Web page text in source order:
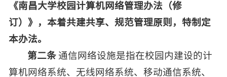
《南昌大学校园计算机网络管理办法（修
订）》，本着共建共享、规范管理原则，特制定
本办法。
第二条 通信网络设施是指在校园内建设的计
算机网络系统、无线网络系统、移动通信系统、